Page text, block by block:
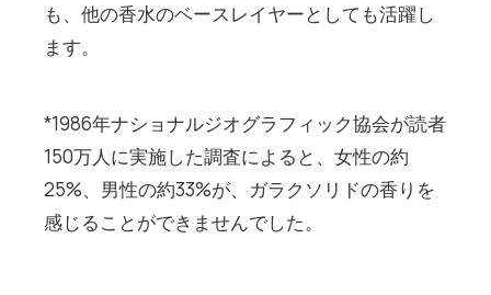
も、他の香水のベースレイヤーとしても活躍し
ます。
*1986年ナショナルジオグラフィック協会が読者
150万人に実施した調査によると、女性の約
25%、男性の約33%が、ガラクソリドの香りを
感じることができませんでした。